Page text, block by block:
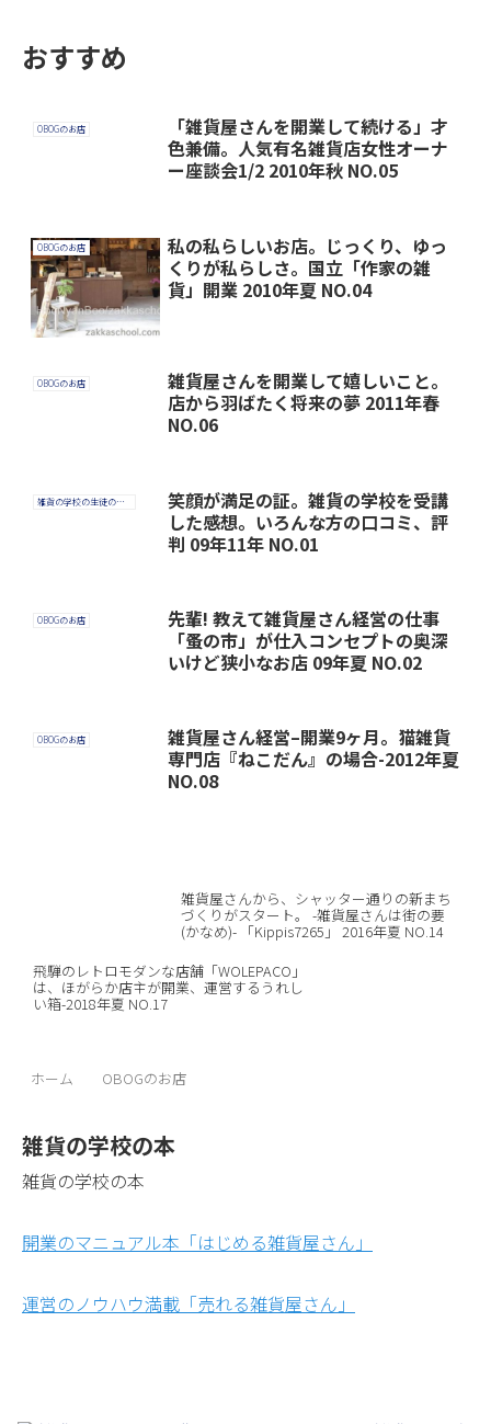
おすすめ
OBOGのお店
「雑貨屋さんを開業して続ける」才
色兼備。人気有名雑貨店女性オーナ
ー座談会1/2 2010年秋 NO.05
OBOGのお店
私の私らしいお店。じっくり、ゆっ
くりが私らしさ。国立「作家の雑
貨」開業 2010年夏 NO.04
OBOGのお店
雑貨屋さんを開業して嬉しいこと。
店から羽ばたく将来の夢 2011年春
NO.06
雑貨の学校の生徒の感想
笑顔が満足の証。雑貨の学校を受講
した感想。いろんな方の口コミ、評
判 09年11年 NO.01
OBOGのお店
先輩! 教えて雑貨屋さん経営の仕事
「蚤の市」が仕入コンセプトの奥深
いけど狭小なお店 09年夏 NO.02
OBOGのお店
雑貨屋さん経営–開業9ヶ月。猫雑貨
専門店『ねこだん』の場合-2012年夏
NO.08
雑貨屋さんから、シャッター通りの新まち
づくりがスタート。 -雑貨屋さんは街の要
(かなめ)- 「Kippis7265」 2016年夏 NO.14
飛騨のレトロモダンな店舗「WOLEPACO」
は、ほがらか店主が開業、運営するうれし
い箱-2018年夏 NO.17
ホーム OBOGのお店
雑貨の学校の本
雑貨の学校の本
開業のマニュアル本「はじめる雑貨屋さん」
運営のノウハウ満載「売れる雑貨屋さん」